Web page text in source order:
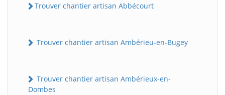
Trouver chantier artisan Abbécourt
Trouver chantier artisan Ambérieu-en-Bugey
Trouver chantier artisan Ambérieux-en-
Dombes